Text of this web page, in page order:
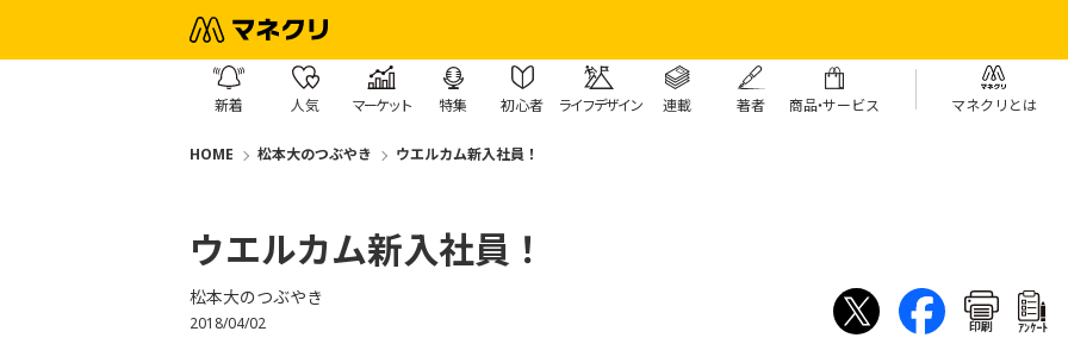
新着 人気 マーケット 特集 初心者 ライフデザイン 連載 著者 商品・サービス マネクリとは
HOME 松本大のつぶやき ウエルカム新入社員！
ウエルカム新入社員！
松本大のつぶやき
2018/04/02 印刷 ｱﾝｹｰﾄ